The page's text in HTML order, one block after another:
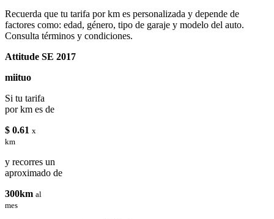
Recuerda que tu tarifa por km es personalizada y depende de
factores como: edad, género, tipo de garaje y modelo del auto.
Consulta términos y condiciones.
Attitude SE 2017
miituo
Si tu tarifa
por km es de
$ 0.61 x
km
y recorres un
aproximado de
300km al
mes